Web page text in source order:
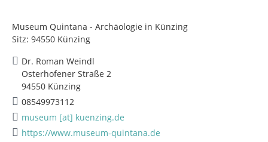
Museum Quintana - Archäologie in Künzing
Sitz: 94550 Künzing
Dr. Roman Weindl
Osterhofener Straße 2
94550 Künzing
08549973112
museum [at] kuenzing.de
https://www.museum-quintana.de